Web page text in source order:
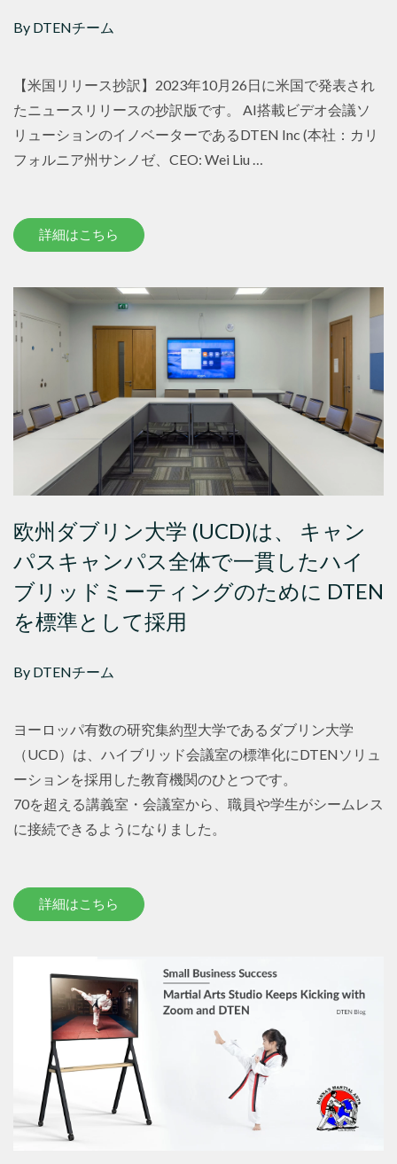
By DTENチーム
【米国リリース抄訳】2023年10月26日に米国で発表され
たニュースリリースの抄訳版です。 AI搭載ビデオ会議ソ
リューションのイノベーターであるDTEN Inc (本社：カリ
フォルニア州サンノゼ、CEO: Wei Liu …
詳細はこちら
欧州ダブリン大学 (UCD)は、 キャン
パスキャンパス全体で一貫したハイ
ブリッドミーティングのために DTEN
を標準として採用
By DTENチーム
ヨーロッパ有数の研究集約型大学であるダブリン大学
（UCD）は、ハイブリッド会議室の標準化にDTENソリュ
ーションを採用した教育機関のひとつです。
70を超える講義室・会議室から、職員や学生がシームレス
に接続できるようになりました。
詳細はこちら